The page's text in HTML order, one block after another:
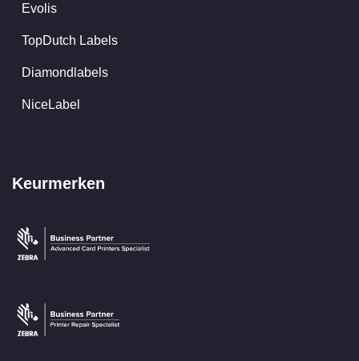
Evolis
TopDutch Labels
Diamondlabels
NiceLabel
Keurmerken